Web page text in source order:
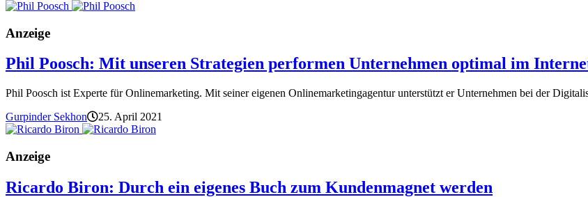
Anzeige
Phil Poosch: Mit unseren Strategien performen Unternehmen optimal im
Phil Poosch ist Experte für Onlinemarketing. Mit seiner eigenen Onlinemarketingagentur unterstützt er Unternehmen bei der
Gurpinder Sekhon
25. April 2021
Anzeige
Ricardo Biron: Durch ein eigenes Buch zum Kundenmagnet werden